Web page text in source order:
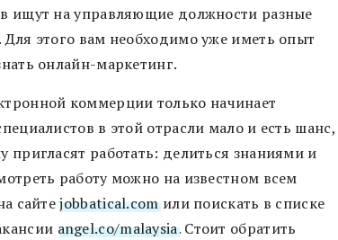
ищут на управляющие должности разные
Для этого вам необходимо уже иметь опыт
онлайн-маркетинг.
коммерции только начинает
в этой отрасли мало и есть шанс,
пригласят работать: делиться знаниями и
работу можно на известном всем
сайтеjobbatical.comили поискать в списке
angel.co/malaysia. Стоит обратить